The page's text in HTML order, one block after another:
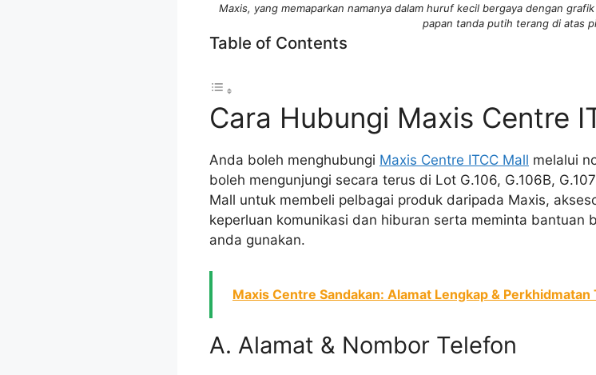
Maxis, yang memaparkan namanya dalam huruf kecil bergaya dengan
papan tanda putih terang di atas
Table of Contents
Cara Hubungi Maxis Centre
Anda boleh menghubungi Maxis Centre ITCC Mall melalui
boleh mengunjungi secara terus di Lot G.106, G.106B,
Mall untuk membeli pelbagai produk daripada Maxis,
keperluan komunikasi dan hiburan serta meminta bantuan
anda gunakan.
Maxis Centre Sandakan: Alamat Lengkap & Perkhidmatan
A. Alamat & Nombor Telefon